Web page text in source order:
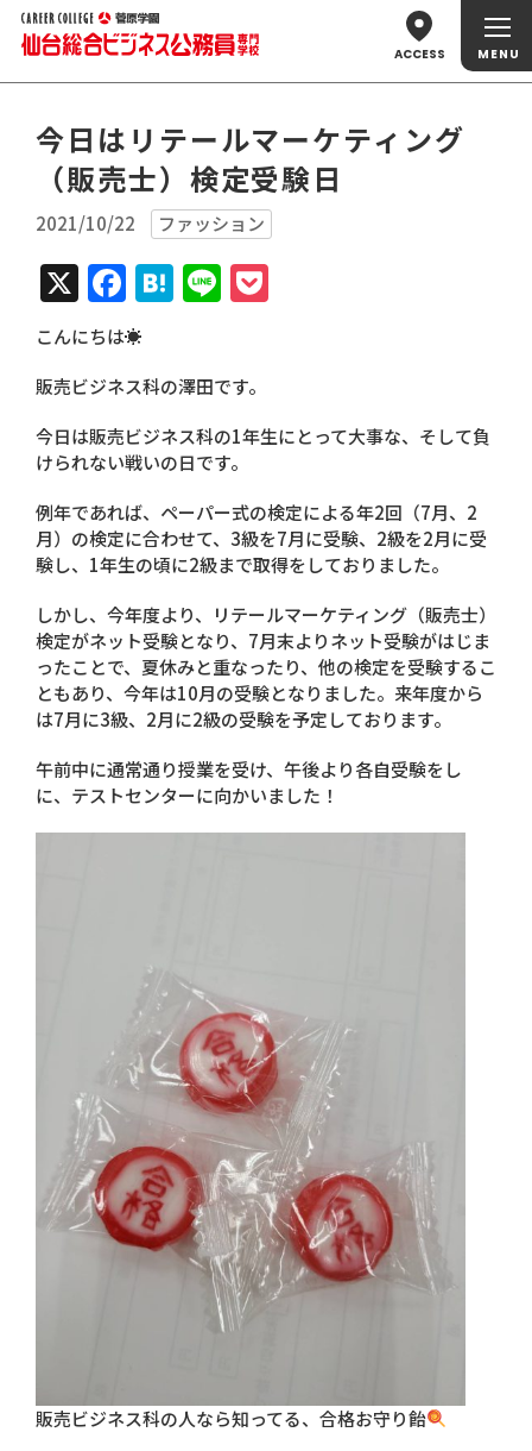
ACCESS
今日はリテールマーケティング
（販売士）検定受験日
2021/10/22 ファッション
X Facebook
Hatena
Line
こんにちは☀
販売ビジネス科の澤田です。
今日は販売ビジネス科の1年生にとって大事な、そして負
けられない戦いの日です。
例年であれば、ペーパー式の検定による年2回（7月、2
月）の検定に合わせて、3級を7月に受験、2級を2月に受
験し、1年生の頃に2級まで取得をしておりました。
しかし、今年度より、リテールマーケティング（販売士）
検定がネット受験となり、7月末よりネット受験がはじま
ったことで、夏休みと重なったり、他の検定を受験するこ
ともあり、今年は10月の受験となりました。来年度から
は7月に3級、2月に2級の受験を予定しております。
午前中に通常通り授業を受け、午後より各自受験をし
に、テストセンターに向かいました！
販売ビジネス科の人なら知ってる、合格お守り飴